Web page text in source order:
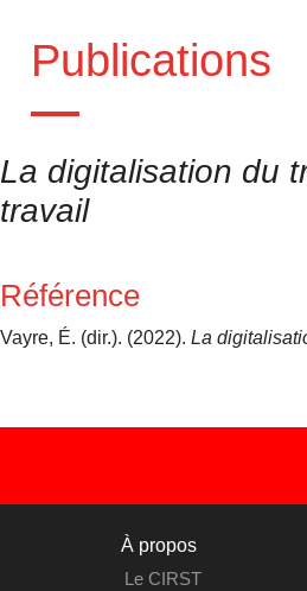
Publications
La digitalisation du
travail
Référence
Vayre, É. (dir.). (2022). La
À propos
Le CIRST